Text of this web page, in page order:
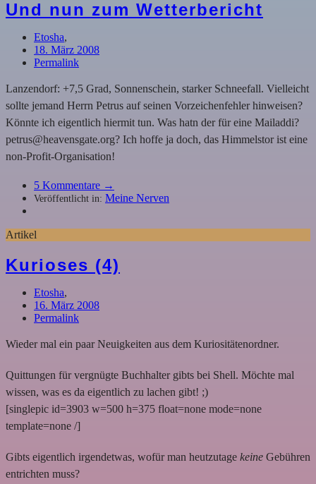
Und nun zum Wetterbericht
Etosha,
18. März 2008
Permalink
Lanzendorf: +7,5 Grad, Sonnenschein, starker Schneefall. Vielleicht
sollte jemand Herrn Petrus auf seinen Vorzeichenfehler hinweisen?
Könnte ich eigentlich hiermit tun. Was hatn der für eine Mailaddi?
petrus@heavensgate.org? Ich hoffe ja doch, das Himmelstor ist eine
non-Profit-Organisation!
5 Kommentare →
Veröffentlicht in: Meine Nerven
Artikel
Kurioses (4)
Etosha,
16. März 2008
Permalink
Wieder mal ein paar Neuigkeiten aus dem Kuriositätenordner.
Quittungen für vergnügte Buchhalter gibts bei Shell. Möchte mal
wissen, was es da eigentlich zu lachen gibt! ;)
[singlepic id=3903 w=500 h=375 float=none mode=none
template=none /]
Gibts eigentlich irgendetwas, wofür man heutzutage keine Gebühren
entrichten muss?